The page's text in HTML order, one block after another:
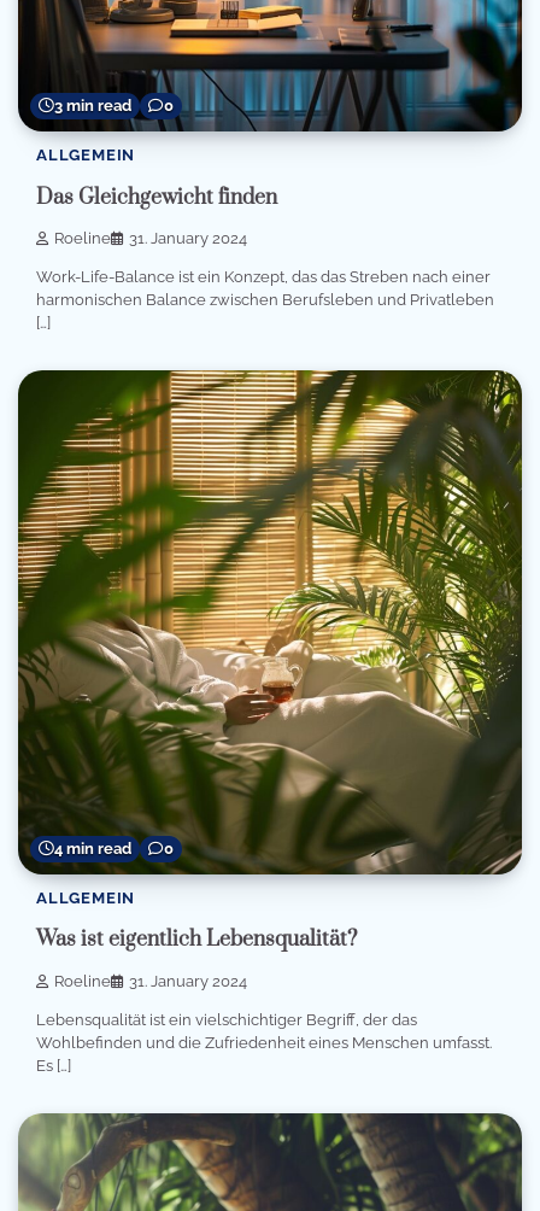
3 min read 0
ALLGEMEIN
Das Gleichgewicht finden
Roeline 31. January 2024
Work-Life-Balance ist ein Konzept, das das Streben nach einer
harmonischen Balance zwischen Berufsleben und Privatleben
[…]
4 min read 0
ALLGEMEIN
Was ist eigentlich Lebensqualität?
Roeline 31. January 2024
Lebensqualität ist ein vielschichtiger Begriff, der das
Wohlbefinden und die Zufriedenheit eines Menschen umfasst.
Es […]